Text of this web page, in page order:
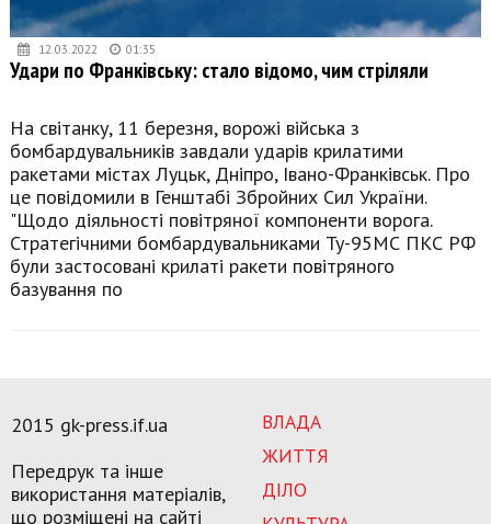
12.03.2022 01:35
Удари по Франківську: стало відомо, чим стріляли
На світанку, 11 березня, ворожі війська з
бомбардувальників завдали ударів крилатими
ракетами містах Луцьк, Дніпро, Івано-Франківськ. Про
це повідомили в Генштабі Збройних Сил України.
"Щодо діяльності повітряної компоненти ворога.
Стратегічними бомбардувальниками Ту-95МС ПКС РФ
були застосовані крилаті ракети повітряного
базування по
ВЛАДА
ЖИТТЯ
ДІЛО
2015 gk-press.if.ua
Передрук та інше
використання матеріалів,
що розміщені на сайті